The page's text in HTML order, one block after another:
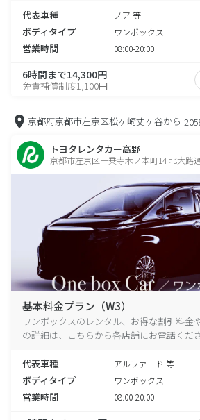
代表車種 ノア 等
ボディタイプ ワンボックス
営業時間 08:00-20:00
6時間まで14,300円
免責補償制度1,100円
京都府京都市左京区松ヶ崎丈ヶ谷から
トヨタレンタカー高野
京都市左京区一乗寺木ノ本町14 北大路
基本料金プラン（W3）
ワンボックスのレンタル、お得な割引料金
の詳細は、こちらから各店舗にお電話くださ
代表車種 アルファード 等
ボディタイプ ワンボックス
営業時間 08:00-20:00